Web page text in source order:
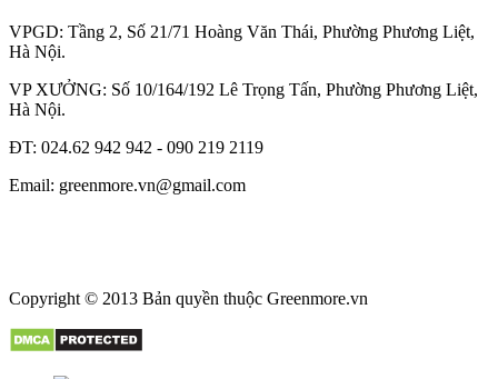
VPGD: Tầng 2, Số 21/71 Hoàng Văn Thái, Phường Phương Liệt,
Hà Nội.
VP XƯỞNG: Số 10/164/192 Lê Trọng Tấn, Phường Phương Liệt,
Hà Nội.
ĐT: 024.62 942 942 - 090 219 2119
Email: greenmore.vn@gmail.com
Copyright © 2013 Bản quyền thuộc Greenmore.vn